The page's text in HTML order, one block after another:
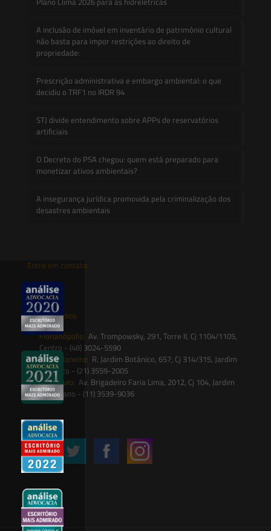
A inclusão de imóvel em inventário de patrimônio cultural
não basta para impor restrições ao direito de
propriedade:
Prescrição administrativa e embargo ambiental: o que
decidiu o TRF1 no IRDR 94
STJ divide entendimento sobre APPs de reservatórios
artificiais
O Decreto do PSA chegou: quem está preparado para
monetizar ativos ambientais?
A insegurança jurídica promovida pela criminalização dos
desastres ambientais
Entre em contato
contato@saesadvogados.com.br
Onde estamos
Florianópolis: Av. Trompowsky, 291, Torre II, Cj 1104/1105,
Centro - (48) 3024-5590
Rio de Janeiro: R. Jardim Botânico, 657, Cj 314/315, Jardim
Botânico - (21) 3559-2005
São Paulo: Av. Brigadeiro Faria Lima, 2012, Cj 104, Jardim
Paulistano - (11) 3539-9036
Siga-nos